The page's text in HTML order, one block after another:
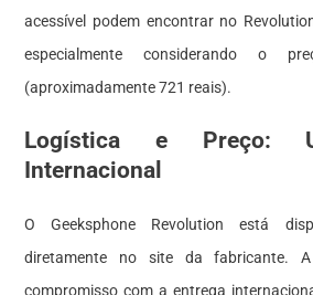
acessível podem encontrar no
especialmente considerando o
(aproximadamente 721 reais).
Logística e Preço:
Internacional
O Geeksphone Revolution está
diretamente no site da fabricante. A
compromisso com a entrega